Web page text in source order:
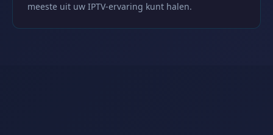
meeste uit uw IPTV-ervaring kunt halen.